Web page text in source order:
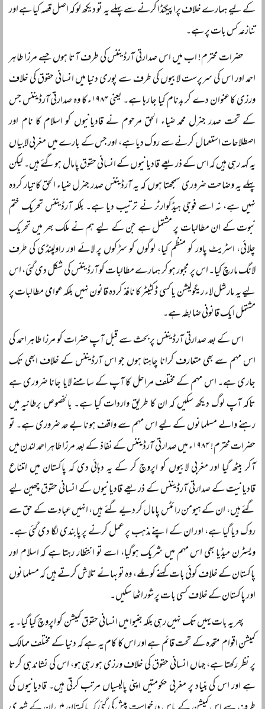
کے لیے ہمارے خلاف پراپیگنڈا کرنے سے پہلے یہ تو دیکھ لو کہ اصل قصہ کیا ہے اور
تنازعہ کس بات پر ہے۔
حضرات محترم! اب میں اس صدارتی آرڈیننس کی طرف آتا ہوں جسے مرزا طاہر
احمد اور اس کی سرپرست لابیوں کی طرف سے پوری دنیا میں انسانی حقوق کی خلاف
ورزی کا عنوان دے کر بدنام کیا جا رہا ہے۔ یعنی ۱۹۸۴ء کا وہ صدارتی آرڈیننس جس
کے تحت صدر جنرل محمد ضیاء الحق مرحوم نے قادیانیوں کو اسلام کا نام اور
اصطلاحات استعمال کرنے سے روک دیا ہے، اور جس کے بارے میں مغربی لابیاں
یہ کہہ رہی ہیں کہ اس کے ذریعے قادیانیوں کے انسانی حقوق پامال ہوگئے ہیں۔ لیکن
پہلے یہ وضاحت ضروری سمجھتا ہوں کہ یہ آرڈیننس صدر جنرل ضیاء الحق کا تیار کردہ
نہیں ہے، نہ اسے فوجی ہیڈکوارٹر نے ترتیب دیا ہے۔ بلکہ آرڈیننس تحریک ختم
نبوت کے ان مطالبات پر مشتمل ہے جن کے لیے ہم نے ملک بھر میں تحریک
چلائی، اسٹریٹ پاور کو منظم کیا، لوگوں کو سڑکوں پر لائے اور راولپنڈی کی طرف
لانگ مارچ کیا۔ اس پر مجبور ہو کر ہمارے مطالبات کو آرڈیننس کی شکل دی گئی، اس
لیے یہ مارشل لاء ریگولیشن یا کسی ڈکٹیٹر کا نافذ کردہ قانون نہیں بلکہ عوامی مطالبات پر
مشتمل ایک قانونی ضابطہ ہے۔
اس کے بعد صدارتی آرڈیننس پر بحث سے قبل آپ حضرات کو مرزا طاہر احمد کی
اس مہم سے بھی متعارف کرانا چاہتا ہوں جو اس آرڈیننس کے خلاف ابھی تک
جاری ہے۔ اس مہم کے مختلف مراحل کا آپ کے سامنے لایا جانا ضروری ہے
تاکہ آپ لوگ دیکھ سکیں کہ ان کا طریق واردات کیا ہے۔ بالخصوص برطانیہ میں
رہنے والے مسلمانوں کے لیے اس مہم سے واقف ہونا بے حد ضروری ہے۔ تو
حضرات محترم! ۱۹۸۴ء میں صدارتی آرڈیننس کے نفاذ کے بعد مرزا طاہر احمد لندن میں
آکر بیٹھ گیا اور مغربی لابیوں کو اپروچ کر کے یہ دہائی دی کہ پاکستان میں امتناع
قادیانیت کے صدارتی آرڈیننس کے ذریعے قادیانیوں کے انسانی حقوق چھین لیے
گئے ہیں، ان کے ہیومن رائٹس پامال کر دیے گئے ہیں، انہیں عبادت کے حق سے
روک دیا گیا ہے، اور ان کے اپنے مذہب پر عمل کرنے پر پابندی لگا دی گئی ہے۔
ویسٹرن میڈیا بھی اس مہم میں شریک ہوگیا، اسے تو انتظار رہتا ہے کہ اسلام اور
پاکستان کے خلاف کوئی بات کہنے کو ملے، وہ تو بہانے تلاش کرتے ہیں کہ مسلمانوں
اور پاکستان کے خلاف کسی بات پر شور اٹھا سکیں۔
پھر یہ بات یہیں تک نہیں رہی بلکہ جنیوا میں انسانی حقوق کمیشن کو اپروچ کیا گیا۔ یہ
کمیشن اقوام متحدہ کے تحت قائم ہے اور اس کا کام یہ ہے کہ دنیا کے مختلف ممالک
پر نظر رکھتا ہے، جہاں انسانی حقوق کی خلاف ورزی ہو رہی ہو، اس کی نشاندہی کرتا
ہے اور اس کی بنیاد پر مغربی حکومتیں اپنی پالیسیاں مرتب کرتی ہیں۔ قادیانیوں کی